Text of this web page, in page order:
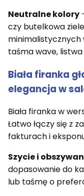
Neutralne kolory
czy butelkowa
minimalistycznych
taśma wave,
Biała firanka
elegancja w
Biała firanka w
Łatwo łączy się z
fakturach i
Szycie i
dopasowanie do
lub taśmę o